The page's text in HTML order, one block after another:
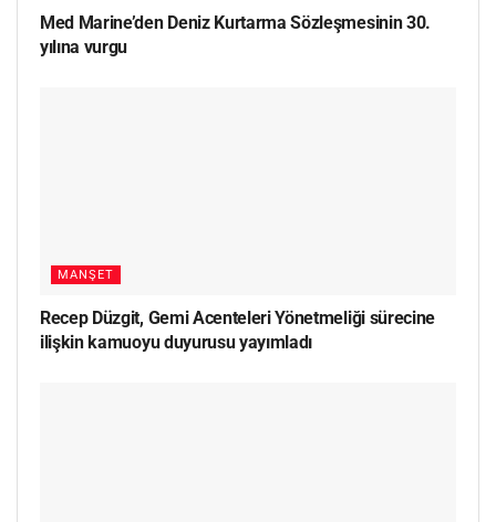
Med Marine’den Deniz Kurtarma Sözleşmesinin 30.
yılına vurgu
MANŞET
Recep Düzgit, Gemi Acenteleri Yönetmeliği sürecine
ilişkin kamuoyu duyurusu yayımladı